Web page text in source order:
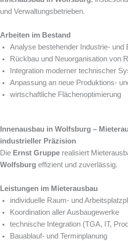
und Verwaltungsbetrieben.
Arbeiten im Bestand
Analyse bestehender Industrie- und
Rückbau und Neuorganisation von
Integration moderner technischer
Anpassung an neue Produktions-
wirtschaftliche Flächenoptimierung
Innenausbau in Wolfsburg –
industrieller Präzision
Die Ernst Gruppe realisiert
Wolfsburg effizient und zuverlässig.
Leistungen im Mieterausbau
individuelle Raum- und
Koordination aller Ausbaugewerke
technische Integration (TGA, IT,
Bauablauf- und Terminplanung